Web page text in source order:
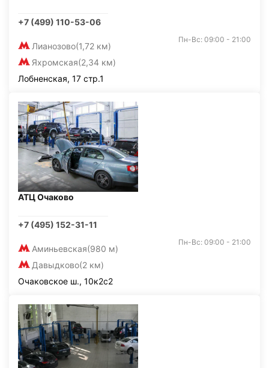
+7 (499) 110-53-06
Лианозово(1,72 км)
Яхромская(2,34 км)
Пн-Вс: 09:00 - 21:00
Лобненская, 17 стр.1
АТЦ Очаково
+7 (495) 152-31-11
Аминьевская(980 м)
Давыдково(2 км)
Пн-Вс: 09:00 - 21:00
Очаковское ш., 10к2с2